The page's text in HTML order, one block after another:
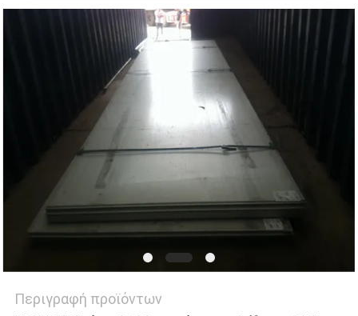
SITEMAP
POLICY
Περιγραφή προϊόντων